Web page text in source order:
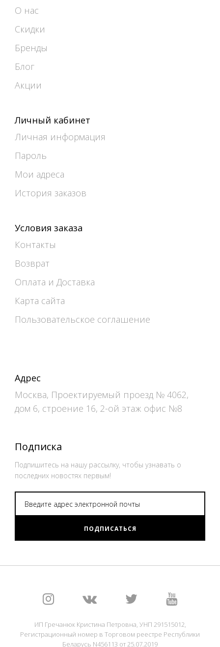
О нас
Скидки
Бренды
Блог
Акции
Личный кабинет
Личная информация
Пароль
Мои адреса
История заказов
Условия заказа
Контакты
Возврат
Оплата и Доставка
Карта сайта
Пользовательское соглашение
Адрес
Москва, Проектируемый проезд № 4062,
дом 6, строение 16, 2-ой этаж офис №8
Подписка
Подпишитесь на нашу рассылку, чтобы узнавать о
последних новостях первым!
ПОДПИСАТЬСЯ
ИП Гречанюк Кристина Петровна, УНП 291515012,
Регистрационный номер в Торговом реестре Республики
Беларусь N456113 от 25.07.2019